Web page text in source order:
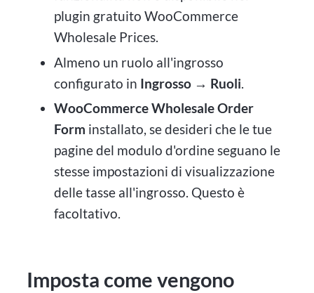
plugin gratuito WooCommerce
Wholesale Prices.
Almeno un ruolo all'ingrosso
configurato in Ingrosso → Ruoli.
WooCommerce Wholesale Order
Form installato, se desideri che le tue
pagine del modulo d'ordine seguano le
stesse impostazioni di visualizzazione
delle tasse all'ingrosso. Questo è
facoltativo.
Imposta come vengono